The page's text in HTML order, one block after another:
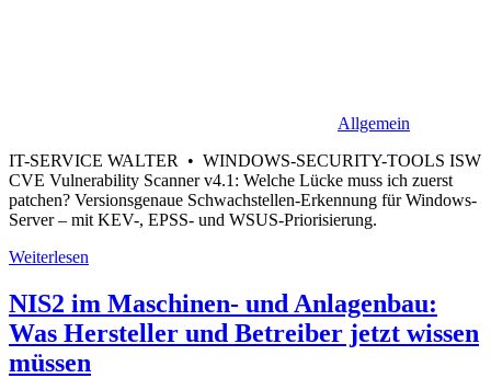
Allgemein
IT-SERVICE WALTER • WINDOWS-SECURITY-TOOLS ISW
CVE Vulnerability Scanner v4.1: Welche Lücke muss ich zuerst
patchen? Versionsgenaue Schwachstellen-Erkennung für Windows-
Server – mit KEV-, EPSS- und WSUS-Priorisierung.
Weiterlesen
NIS2 im Maschinen- und Anlagenbau:
Was Hersteller und Betreiber jetzt wissen
müssen